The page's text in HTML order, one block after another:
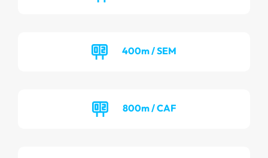
400m / SEM
800m / CAF